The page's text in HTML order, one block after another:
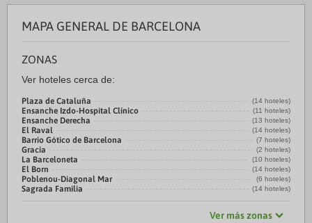
MAPA GENERAL DE BARCELONA
ZONAS
Ver hoteles cerca de:
Plaza de Cataluña (14 hoteles)
Ensanche Izdo-Hospital Clínico (11 hoteles)
Ensanche Derecha (13 hoteles)
El Raval (14 hoteles)
Barrio Gótico de Barcelona (7 hoteles)
Gracia (2 hoteles)
La Barceloneta (10 hoteles)
El Born (14 hoteles)
Poblenou-Diagonal Mar (6 hoteles)
Sagrada Familia (14 hoteles)
Ver más zonas